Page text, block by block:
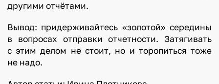
другими отчётами.
Вывод: придерживайтесь «золотой» середины
в вопросах отправки отчетности. Затягивать
с этим делом не стоит, но и торопиться тоже
не надо.